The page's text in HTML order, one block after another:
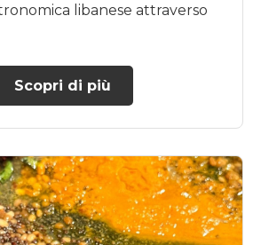
libanese attraverso
Scopri di più